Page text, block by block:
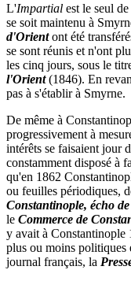
L'Impartial est le seul
se soit maintenu à
d'Orient ont été
se sont réunis et n'ont
les cinq jours, sous le
l'Orient (1846). En
pas à s'établir à Smyrne.
De même à
progressivement à
intérêts se faisaient jour
constamment disposé à
qu'en 1862
ou feuilles périodiques,
Constantinople, écho
le Commerce de
y avait à Constantinople
plus ou moins politiques
journal français, la